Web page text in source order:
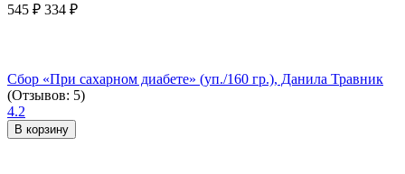
545 ₽ 334 ₽
Сбор «При сахарном диабете» (уп./160 гр.), Данила Травник
(Отзывов: 5)
4.2
В корзину